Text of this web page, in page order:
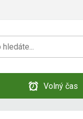
Volný čas